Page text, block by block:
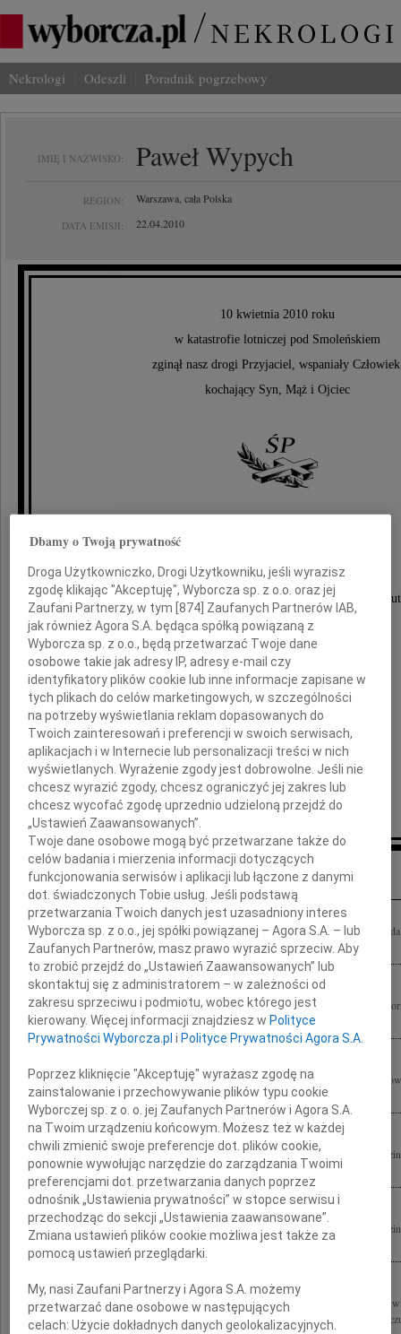
Nekrologi Odeszli Poradnik pogrzebowy
IMIĘ I NAZWISKO: Paweł Wypych
REGION: Warszawa, cała Polska
DATA EMISJI: 22.04.2010
10 kwietnia 2010 roku
w katastrofie lotniczej pod Smoleńskiem
zginął nasz drogi Przyjaciel, wspaniały
kochający Syn, Mąż i Ojciec
Odszedł na zawsze i pozostawił nas w wielkim
Jego Najbliższym
przekazujemy
najserdeczniejsze wyrazy współczucia
Marzena, Tomasz i Zuzia Kaplińscy
Inne kondolencje
Wyrazy głębokiego współczucia z powodu tragicznej śmierci Pawła Wypycha
Polskiego Towarzystwa Pracowników Socjalnych
Pawłowi Wypychowi Ogniska już dogasa blask, braterski zwiążmy krąg. W
ostatni uścisk rąk... Czuwaj! Przyjaciele z 82 WDHiZ
Małgosi Wypych oraz całej Rodzinie składamy serdeczne wyrazy współczucia z
Wypycha koleżanki i koledzy z Prokuratorii Generalnej Skarbu Państwa
Wyrazy głębokiego żalu i współczucia Małgosi, Zuzi, Krzysiowi i najbliższej
Pawła Wypycha składają Elżbieta i Andrzej Olszewscy z dziećmi
Wyrazy głębokiego żalu i współczucia Małgosi, Zuzi, Krzysiowi i najbliższej
Pawła Wypycha składają Elżbieta i Andrzej Olszewscy z dziećmi
Rodzinie tragicznie zmarłego w katastrofie lotniczej pod Smoleńskiem w dniu 10
Wypycha Sekretarza Stanu w Kancelarii Prezydenta RP wyrazy głębokiego
Dbamy o Twoją prywatność
Droga Użytkowniczko, Drogi Użytkowniku, jeśli wyrazisz
zgodę klikając "Akceptuję", Wyborcza sp. z o.o. oraz jej
Zaufani Partnerzy, w tym [874] Zaufanych Partnerów IAB,
jak również Agora S.A. będąca spółką powiązaną z
Wyborcza sp. z o.o., będą przetwarzać Twoje dane
osobowe takie jak adresy IP, adresy e-mail czy
identyfikatory plików cookie lub inne informacje zapisane w
tych plikach do celów marketingowych, w szczególności
na potrzeby wyświetlania reklam dopasowanych do
Twoich zainteresowań i preferencji w swoich serwisach,
aplikacjach i w Internecie lub personalizacji treści w nich
wyświetlanych. Wyrażenie zgody jest dobrowolne. Jeśli nie
chcesz wyrazić zgody, chcesz ograniczyć jej zakres lub
chcesz wycofać zgodę uprzednio udzieloną przejdź do
„Ustawień Zaawansowanych”.
Twoje dane osobowe mogą być przetwarzane także do
celów badania i mierzenia informacji dotyczących
funkcjonowania serwisów i aplikacji lub łączone z danymi
dot. świadczonych Tobie usług. Jeśli podstawą
przetwarzania Twoich danych jest uzasadniony interes
Wyborcza sp. z o.o., jej spółki powiązanej – Agora S.A. – lub
Zaufanych Partnerów, masz prawo wyrazić sprzeciw. Aby
to zrobić przejdź do „Ustawień Zaawansowanych” lub
skontaktuj się z administratorem – w zależności od
zakresu sprzeciwu i podmiotu, wobec którego jest
kierowany. Więcej informacji znajdziesz wPolityce
Prywatności Wyborcza.pl iPolityce Prywatności Agora S.A.
Poprzez kliknięcie "Akceptuję" wyrażasz zgodę na
zainstalowanie i przechowywanie plików typu cookie
Wyborczej sp. z o. o. jej Zaufanych Partnerów i Agora S.A.
na Twoim urządzeniu końcowym. Możesz też w każdej
chwili zmienić swoje preferencje dot. plików cookie,
ponownie wywołując narzędzie do zarządzania Twoimi
preferencjami dot. przetwarzania danych poprzez
odnośnik „Ustawienia prywatności” w stopce serwisu i
przechodząc do sekcji „Ustawienia zaawansowane”.
Zmiana ustawień plików cookie możliwa jest także za
pomocą ustawień przeglądarki.
My, nasi Zaufani Partnerzy i Agora S.A. możemy
przetwarzać dane osobowe w następujących
celach:Użycie dokładnych danych geolokalizacyjnych.